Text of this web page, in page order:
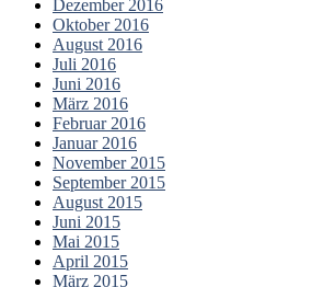
Dezember 2016
Oktober 2016
August 2016
Juli 2016
Juni 2016
März 2016
Februar 2016
Januar 2016
November 2015
September 2015
August 2015
Juni 2015
Mai 2015
April 2015
März 2015